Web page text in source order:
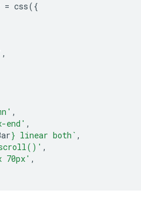
= css({
,
,
end' ,
} linear both` ,
,
70px' ,